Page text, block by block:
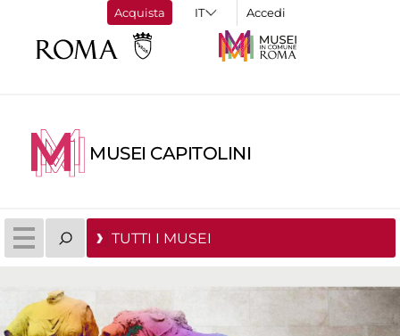
Acquista Accedi
MUSEI CAPITOLINI
TUTTI I MUSEI